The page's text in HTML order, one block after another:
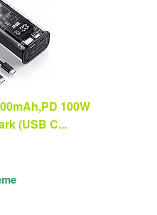
100W
(USB C...